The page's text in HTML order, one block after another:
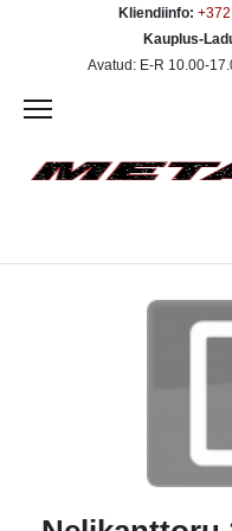
Kliendiinfo:
Kauplus-
Avatud: E-R 10.00-